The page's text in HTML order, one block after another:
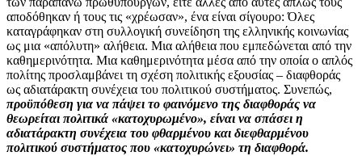
αποδόθηκαν ή τους τις «χρέωσαν», ένα είναι σίγουρο: Όλες
καταγράφηκαν στη συλλογική συνείδηση της ελληνικής κοινωνίας
ως μια «απόλυτη» αλήθεια. Μια αλήθεια που εμπεδώνεται από την
καθημερινότητα. Μια καθημερινότητα μέσα από την οποία ο απλός
πολίτης προσλαμβάνει τη σχέση πολιτικής εξουσίας – διαφθοράς
ως αδιατάρακτη συνέχεια του πολιτικού συστήματος. Συνεπώς,
προϋπόθεση για να πάψει το φαινόμενο της διαφθοράς να
θεωρείται πολιτικά «κατοχυρωμένο», είναι να σπάσει η
αδιατάρακτη συνέχεια του φθαρμένου και διεφθαρμένου
πολιτικού συστήματος που «κατοχυρώνει» τη διαφθορά.